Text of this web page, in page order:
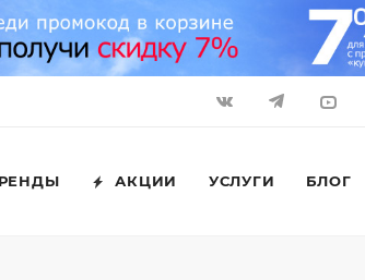
АКЦИИ УСЛУГИ БЛОГ